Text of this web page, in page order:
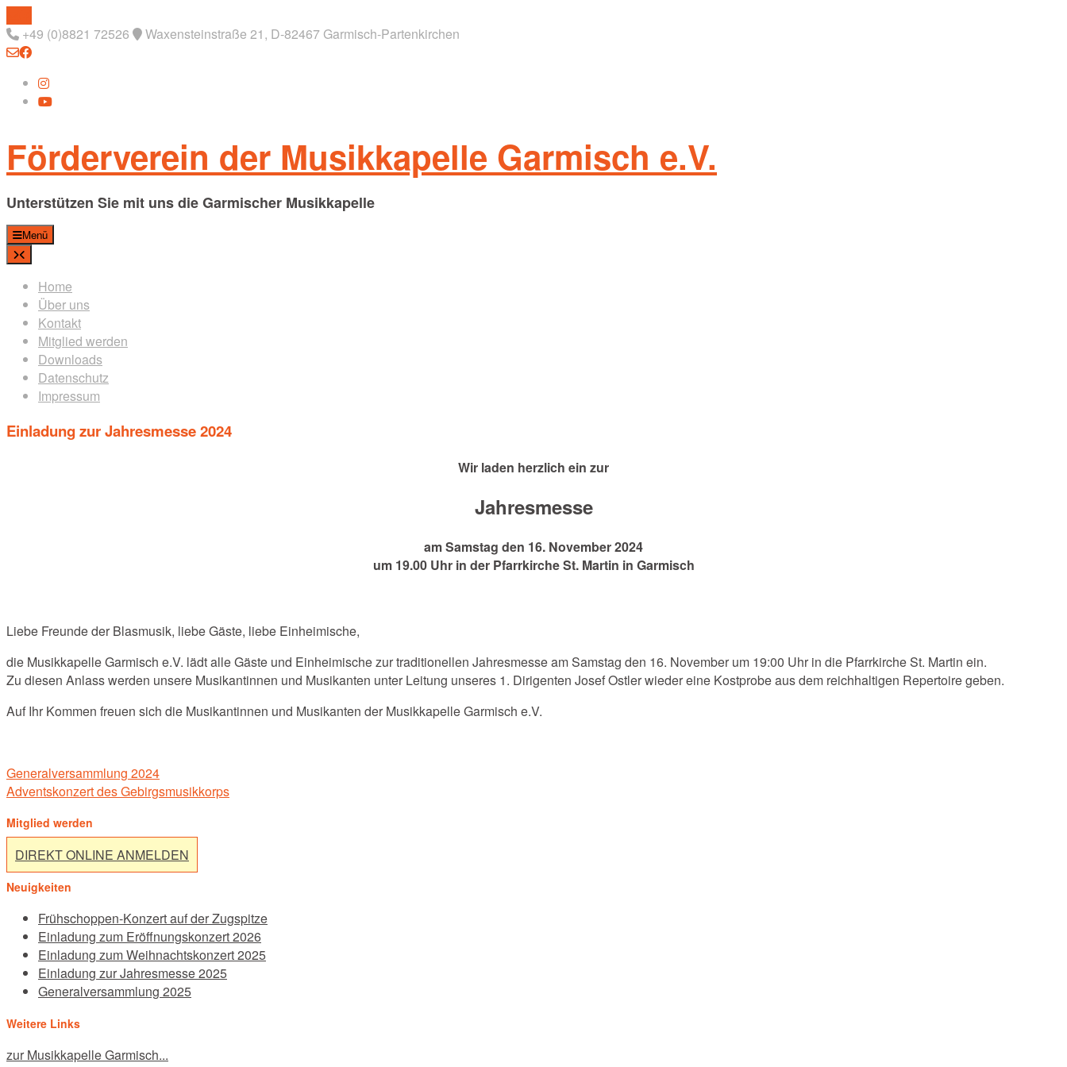
to
content
+49 (0)8821 72526 Waxensteinstraße 21, D-82467 Garmisch-Partenkirchen
Förderverein der Musikkapelle Garmisch e.V.
Unterstützen Sie mit uns die Garmischer Musikkapelle
Menü
Home
Über uns
Kontakt
Mitglied werden
Downloads
Datenschutz
Impressum
Einladung zur Jahresmesse 2024
Wir laden herzlich ein zur
Jahresmesse
am Samstag den 16. November 2024
um 19.00 Uhr in der Pfarrkirche St. Martin in Garmisch
Liebe Freunde der Blasmusik, liebe Gäste, liebe Einheimische,
die Musikkapelle Garmisch e.V. lädt alle Gäste und Einheimische zur traditionellen Jahresmesse am Samstag den 16. November um 19:00 Uhr in die Pfarrkirche St. Martin ein.
Zu diesen Anlass werden unsere Musikantinnen und Musikanten unter Leitung unseres 1. Dirigenten Josef Ostler wieder eine Kostprobe aus dem reichhaltigen Repertoire geben.
Auf Ihr Kommen freuen sich die Musikantinnen und Musikanten der Musikkapelle Garmisch e.V.
Post
navigation
Generalversammlung 2024
Adventskonzert des Gebirgsmusikkorps
Mitglied werden
DIREKT ONLINE ANMELDEN
Neuigkeiten
Frühschoppen-Konzert auf der Zugspitze
Einladung zum Eröffnungskonzert 2026
Einladung zum Weihnachtskonzert 2025
Einladung zur Jahresmesse 2025
Generalversammlung 2025
Weitere Links
zur Musikkapelle Garmisch...